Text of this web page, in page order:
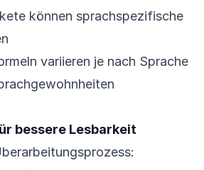
können sprachspezifische
variieren je nach Sprache
bessere Lesbarkeit